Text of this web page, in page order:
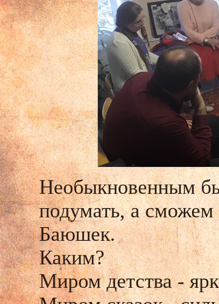
Необыкновенным
подумать, а
Баюшек.
Каким?
Миром детства -